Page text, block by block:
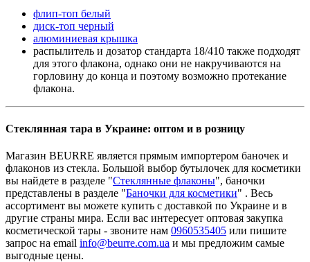
флип-топ белый
диск-топ черный
алюминиевая крышка
распылитель и дозатор стандарта 18/410 также подходят
для этого флакона, однако они не накручиваются на
горловину до конца и поэтому возможно протекание
флакона.
Стеклянная тара в Украине: оптом и в розницу
Магазин BEURRE является прямым импортером баночек и
флаконов из стекла. Большой выбор бутылочек для косметики
вы найдете в разделе "Стеклянные флаконы", баночки
представлены в разделе "Баночки для косметики" . Весь
ассортимент вы можете купить с доставкой по Украине и в
другие страны мира. Если вас интересует оптовая закупка
косметической тары - звоните нам 0960535405 или пишите
запрос на email info@beurre.com.ua и мы предложим самые
выгодные цены.